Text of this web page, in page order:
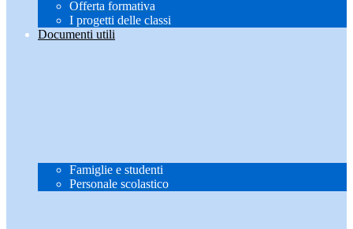
Offerta formativa
I progetti delle classi
Documenti utili
Famiglie e studenti
Personale scolastico